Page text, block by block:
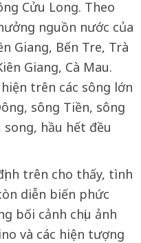
Cửu Long. Theo
nguồn nước của
Giang, Bến Tre, Trà
Giang, Cà Mau.
trên các sông lớn
sông Tiền, sông
song, hầu hết đều
trên cho thấy, tình
diễn biến phức
bối cảnh chịu ảnh
và các hiện tượng